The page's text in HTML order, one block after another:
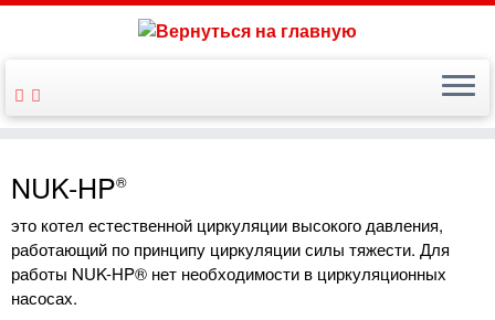
NUK-HP®
это котел естественной циркуляции высокого давления,
работающий по принципу циркуляции силы тяжести. Для
работы NUK-HP® нет необходимости в циркуляционных
насосах.